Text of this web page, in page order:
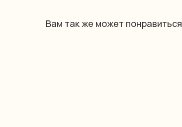
Вам так же может понравиться